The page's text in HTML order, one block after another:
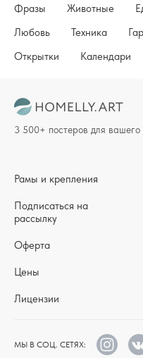
Фразы
Животные
Любовь
Техника
Открытки
Календари
МЫ В СОЦ. СЕТЯХ:
Рамы и крепления
Подписаться на
рассылку
Оферта
Цены
Лицензии
3 500+ постеров для вашего